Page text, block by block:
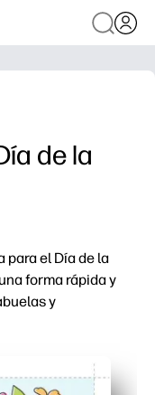
de la
para el Día de la
forma rápida y
y
y firmar, perfecto para
o pegatinas en el